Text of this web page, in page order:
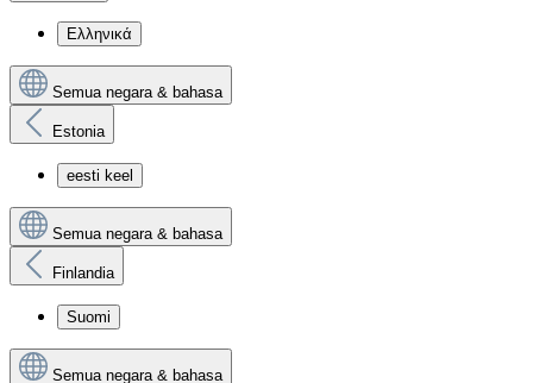
Ελληνικά
Semua negara & bahasa
Estonia
eesti keel
Semua negara & bahasa
Finlandia
Suomi
Semua negara & bahasa